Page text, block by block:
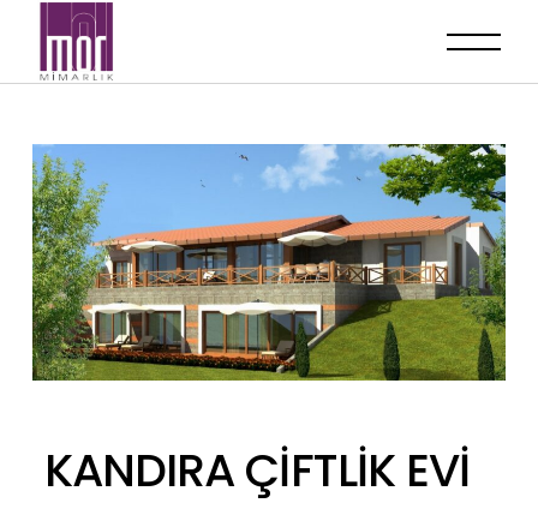
KANDIRA ÇİFTLİK EVİ